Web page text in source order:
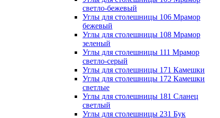
светло-бежевый
Углы для столешницы 106 Мрамор
бежевый
Углы для столешницы 108 Мрамор
зеленый
Углы для столешницы 111 Мрамор
светло-серый
Углы для столешницы 171 Камешки
Углы для столешницы 172 Камешки
светлые
Углы для столешницы 181 Сланец
светлый
Углы для столешницы 231 Бук